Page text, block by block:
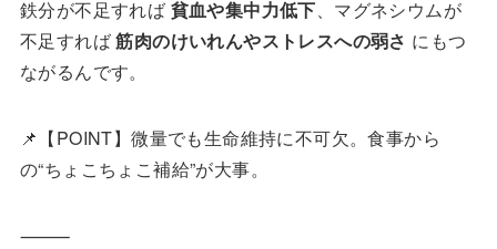
鉄分が不足すれば 貧血や集中力低下、マグネシウムが
不足すれば筋肉のけいれんやストレスへの弱さ にもつ
ながるんです。
📌【POINT】微量でも生命維持に不可欠。食事から
の“ちょこちょこ補給”が大事。
⸻